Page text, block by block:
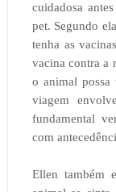
cuidadosa
pet. Segundo
tenha as
vacina contra a
o animal possa
viagem
fundamental
com
Ellen também